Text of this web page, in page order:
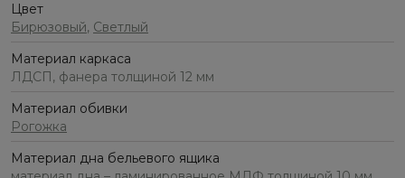
Цвет
Бирюзовый, Светлый
Материал каркаса
ЛДСП, фанера толщиной 12 мм
Материал обивки
Рогожка
Материал дна бельевого ящика